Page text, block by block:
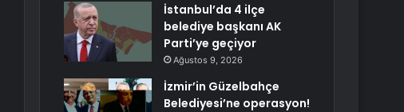
İstanbul’da 4 ilçe
belediye başkanı AK
Parti’ye geçiyor
Ağustos 9, 2026
İzmir’in Güzelbahçe
Belediyesi’ne operasyon!